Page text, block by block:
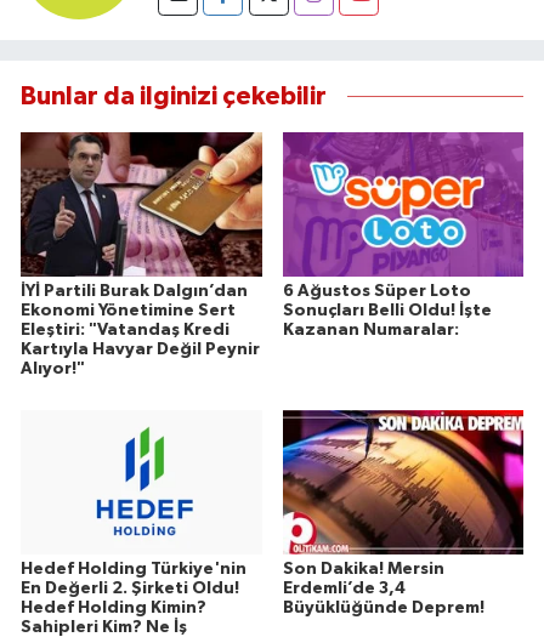
Bunlar da ilginizi çekebilir
İYİ Partili Burak Dalgın’dan
Ekonomi Yönetimine Sert
Eleştiri: "Vatandaş Kredi
Kartıyla Havyar Değil Peynir
Alıyor!"
6 Ağustos Süper Loto
Sonuçları Belli Oldu! İşte
Kazanan Numaralar:
Hedef Holding Türkiye'nin
En Değerli 2. Şirketi Oldu!
Hedef Holding Kimin?
Sahipleri Kim? Ne İş
Son Dakika! Mersin
Erdemli’de 3,4
Büyüklüğünde Deprem!